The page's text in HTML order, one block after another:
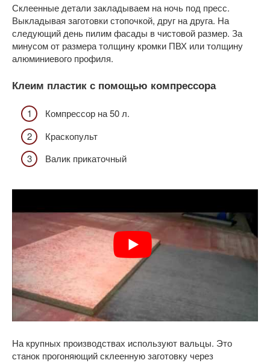
Склеенные детали закладываем на ночь под пресс.
Выкладывая заготовки стопочкой, друг на друга. На
следующий день пилим фасады в чистовой размер. За
минусом от размера толщину кромки ПВХ или толщину
алюминиевого профиля.
Клеим пластик с помощью компрессора
Компрессор на 50 л.
Краскопульт
Валик прикаточный
На крупных производствах используют вальцы. Это
станок прогоняющий склеенную заготовку через